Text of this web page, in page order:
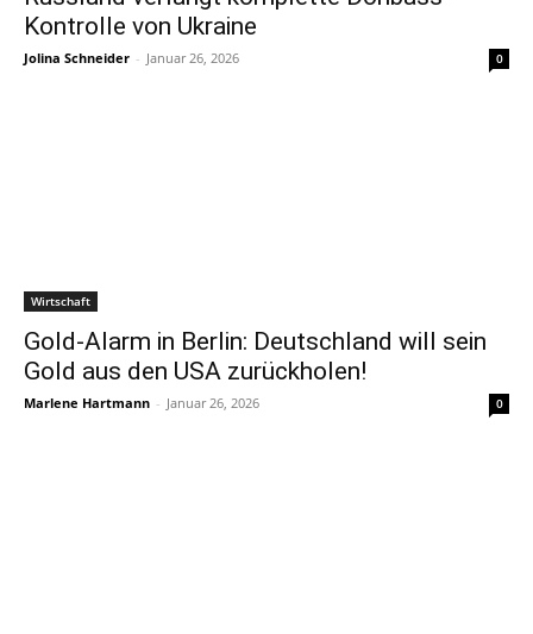
Kontrolle von Ukraine
Jolina Schneider - Januar 26, 2026 0
Wirtschaft
Gold-Alarm in Berlin: Deutschland will sein
Gold aus den USA zurückholen!
Marlene Hartmann - Januar 26, 2026 0